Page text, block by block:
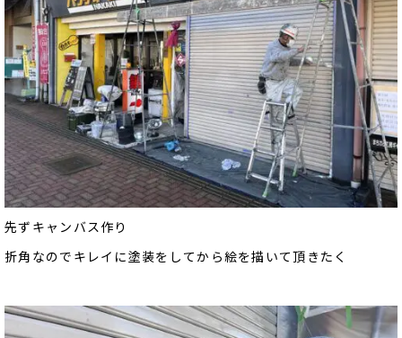
先ずキャンバス作り
折角なのでキレイに塗装をしてから絵を描いて頂きたく